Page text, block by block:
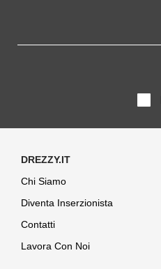
Maglietta
Polo
Chi Siamo
Diventa Inserzionista
Contatti
Lavora Con Noi